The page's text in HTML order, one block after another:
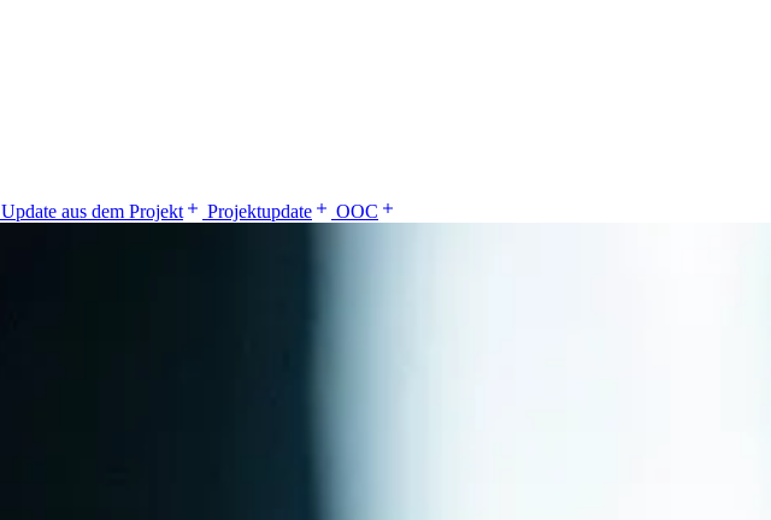
Update aus dem Projekt Projektupdate OOC